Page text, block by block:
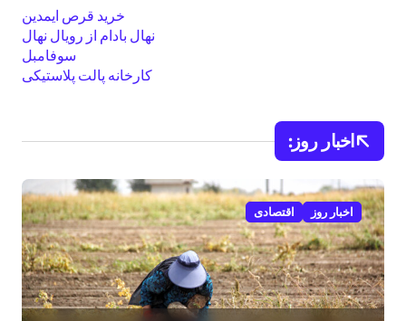
خرید قرص ایمدین
نهال بادام از رویال نهال
سوفامبل
کارخانه پالت پلاستیکی
اخبار روز:
اخبار روز اقتصادی